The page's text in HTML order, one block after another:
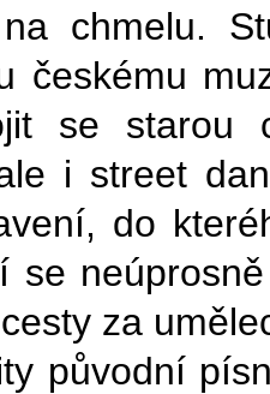
chmelu.
českému
se starou
i street
do
se
za
původní